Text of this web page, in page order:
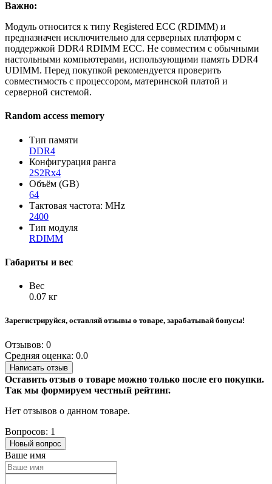
Важно:
Модуль относится к типу Registered ECC (RDIMM) и
предназначен исключительно для серверных платформ с
поддержкой DDR4 RDIMM ECC. Не совместим с обычными
настольными компьютерами, использующими память DDR4
UDIMM. Перед покупкой рекомендуется проверить
совместимость с процессором, материнской платой и
серверной системой.
Random access memory
Тип памяти
DDR4
Конфигурация ранга
2S2Rx4
Объём (GB)
64
Тактовая частота: MHz
2400
Тип модуля
RDIMM
Габариты и вес
Вес
0.07 кг
Зарегистрируйся, оставляй отзывы о товаре, зарабатывай бонусы!
Отзывов: 0
Средняя оценка: 0.0
Написать отзыв
Оставить отзыв о товаре можно только после его покупки.
Так мы формируем честный рейтинг.
Нет отзывов о данном товаре.
Вопросов: 1
Новый вопрос
Ваше имя